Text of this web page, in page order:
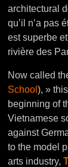
architectural
qu’il n’a pas
est superbe
rivière des
Now called
School), »
beginning of
Vietnamese
against
to the model
arts industry,